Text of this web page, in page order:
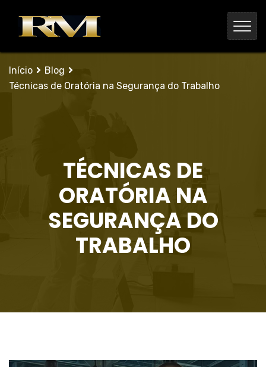
Início
Blog
Técnicas de Oratória na Segurança do Trabalho
TÉCNICAS DE
ORATÓRIA NA
SEGURANÇA DO
TRABALHO